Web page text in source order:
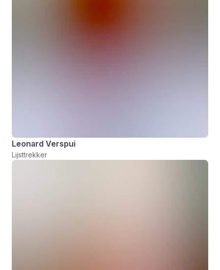
Leonard Verspui
Lijsttrekker